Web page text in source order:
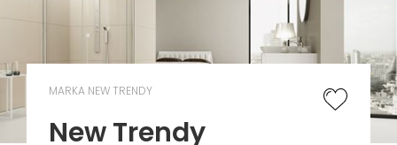
MARKA NEW TRENDY
New Trendy